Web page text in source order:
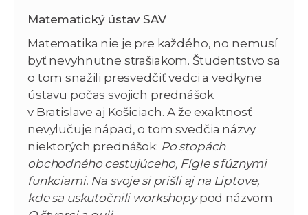
Matematický ústav SAV
Matematika nie je pre každého, no nemusí
byť nevyhnutne strašiakom. Študentstvo sa
o tom snažili presvedčiť vedci a vedkyne
ústavu počas svojich prednášok
v Bratislave aj Košiciach. A že exaktnosť
nevylučuje nápad, o tom svedčia názvy
niektorých prednášok: Po stopách
obchodného cestujúceho, Fígle s fúznymi
funkciami. Na svoje si prišli aj na Liptove,
kde sa uskutočnili workshopypod názvom